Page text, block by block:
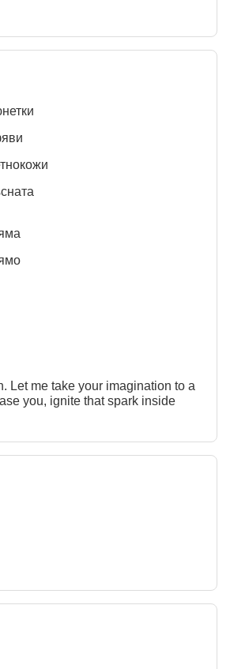
Let me take your imagination to a
you, ignite that spark inside